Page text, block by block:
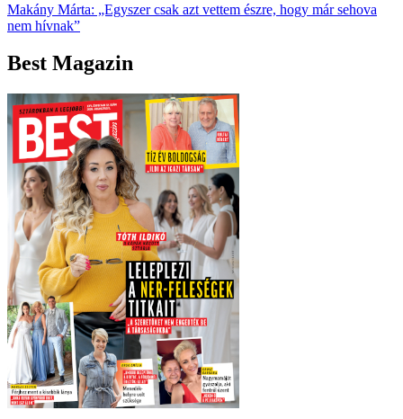
Makány Márta: „Egyszer csak azt vettem észre, hogy már sehova
nem hívnak”
Best Magazin